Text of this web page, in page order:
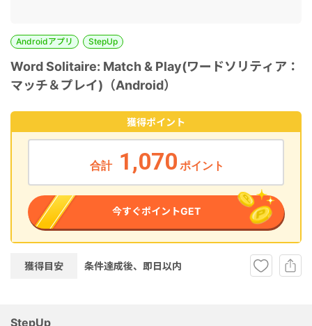
Androidアプリ StepUp
Word Solitaire: Match & Play(ワードソリティア：
マッチ＆プレイ)（Android）
獲得ポイント
合計 1,070 ポイント
今すぐポイントGET
獲得目安 条件達成後、即日以内
StepUp